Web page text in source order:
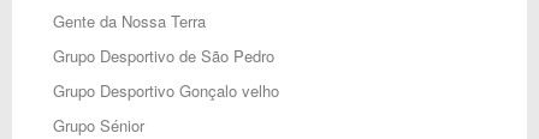
Gente da Nossa Terra
Grupo Desportivo de São Pedro
Grupo Desportivo Gonçalo velho
Grupo Sénior